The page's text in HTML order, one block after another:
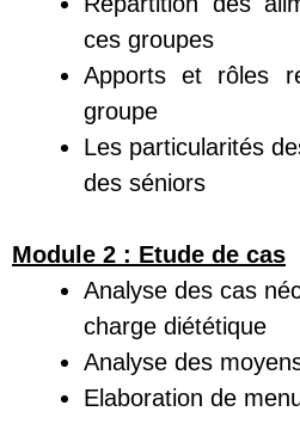
ces groupes
Apports et rôles
groupe
Les particularités
des séniors
Module 2 : Etude de cas
Analyse des cas
charge diététique
Analyse des
Elaboration de